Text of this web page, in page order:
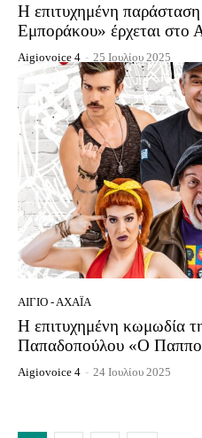
Η επιτυχημένη
Εμποράκου» έρχεται στο
Aigiovoice 4 - 25 Ιουλίου 2025
ΑΊΓΙΟ - ΑΧΑΪ́Α
Η επιτυχημένη κωμωδία
Παπαδοπούλου «Ο
Aigiovoice 4 - 24 Ιουλίου 2025